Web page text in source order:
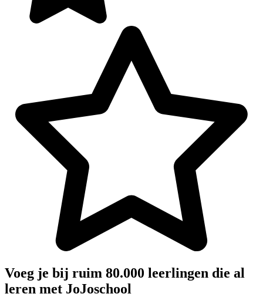
Voeg je bij ruim 80.000 leerlingen die al
leren met JoJoschool